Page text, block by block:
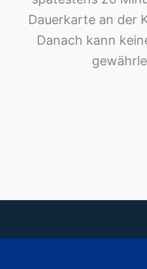
Dauerkarte an der
Danach kann